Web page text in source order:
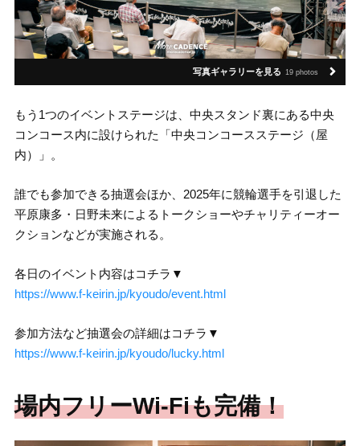
写真ギャラリーを見る 19 photos
もう1つのイベントステージは、中央スタンド裏にある中央
コンコース内に設けられた「中央コンコースステージ（屋
内）」。
誰でも参加できる抽選会ほか、2025年に競輪選手を引退した
平原康多・日野未来によるトークショーやチャリティーオー
クションなどが実施される。
各日のイベント内容はコチラ▼
https://www.f-keirin.jp/kyoudo/event.html
参加方法など抽選会の詳細はコチラ▼
https://www.f-keirin.jp/kyoudo/lucky.html
場内フリーWi-Fiも完備！